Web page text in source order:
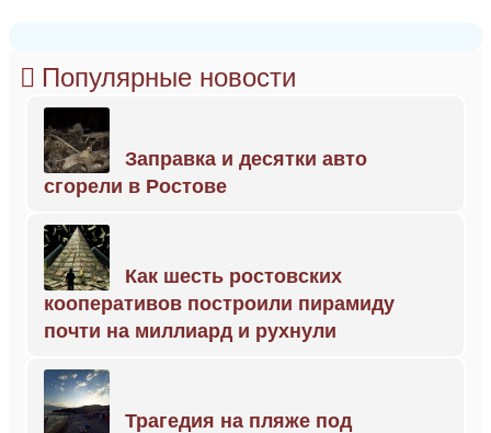
Популярные новости
Заправка и десятки авто
сгорели в Ростове
Как шесть ростовских
кооперативов построили пирамиду
почти на миллиард и рухнули
Трагедия на пляже под